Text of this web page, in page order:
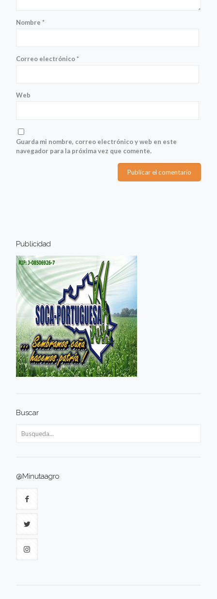
Nombre *
Correo electrónico*
Web
Guarda mi nombre, correo electrónico y web en este
navegador para la próxima vez que comente.
Publicidad
Buscar
@Minutaagro